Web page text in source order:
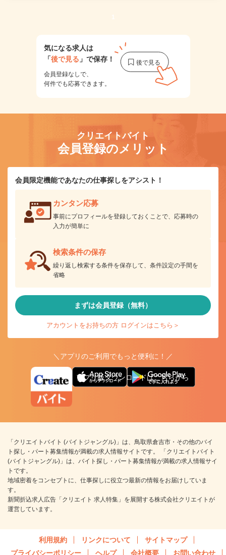
1
気になる求人は
「後で見る 」で保存！
会員登録なしで、
何件でも応募できます。
クリエイトバイト
会員登録のメリット
会員限定機能であなたの仕事探しをアシスト！
カンタン応募
事前にプロフィールを登録しておくことで、応募時の
入力が簡単に
検索条件の保存
繰り返し検索する条件を保存して、条件設定の手間を
省略
まずは会員登録（無料）
アカウントをお持ちの方 ログインはこちら＞
＼アプリのご利用でもっと便利に！／
アプリ版ダウンロードはこちらから
「クリエイトバイト (バイトジャングル)」は、鳥取県倉吉市・その他のバイ
ト探し・パート募集情報が満載の求人情報サイトです。 「クリエイトバイト
(バイトジャングル)」は、バイト探し・パート募集情報が満載の求人情報サイ
トです。
地域密着をコンセプトに、仕事探しに役立つ最新の情報をお届けしていま
す。
新聞折込求人広告「クリエイト 求人特集」を展開する株式会社クリエイトが
運営しています。
利用規約 リンクについて
サイトマップ
プライバシーポリシー
ヘルプ 会社概要 お問い合わせ